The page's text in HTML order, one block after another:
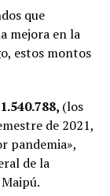
que
mejora en la
estos montos
(los
de 2021,
pandemia»,
de la